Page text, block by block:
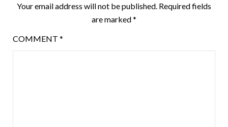
Your email address will not be published. Required fields
are marked*
COMMENT *